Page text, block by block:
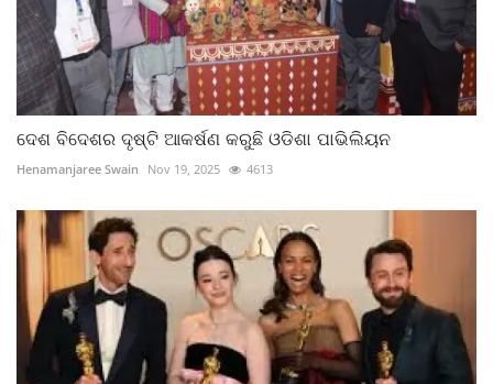
ଦେଶ ବିଦେଶର ଦୃଷ୍ଟି ଆକର୍ଷଣ କରୁଛି ଓଡିଶା ପାଭିଲିୟନ
Henamanjaree Swain Nov 19, 2025 4613